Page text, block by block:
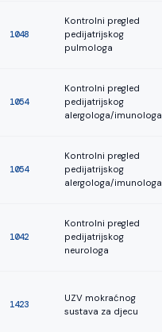
1048
Kontrolni pregled
pedijatrijskog
pulmologa
1054
Kontrolni pregled
pedijatrijskog
alergologa/imunologa
1054
Kontrolni pregled
pedijatrijskog
alergologa/imunologa
1042
Kontrolni pregled
pedijatrijskog
neurologa
1423
UZV mokraćnog
sustava za djecu